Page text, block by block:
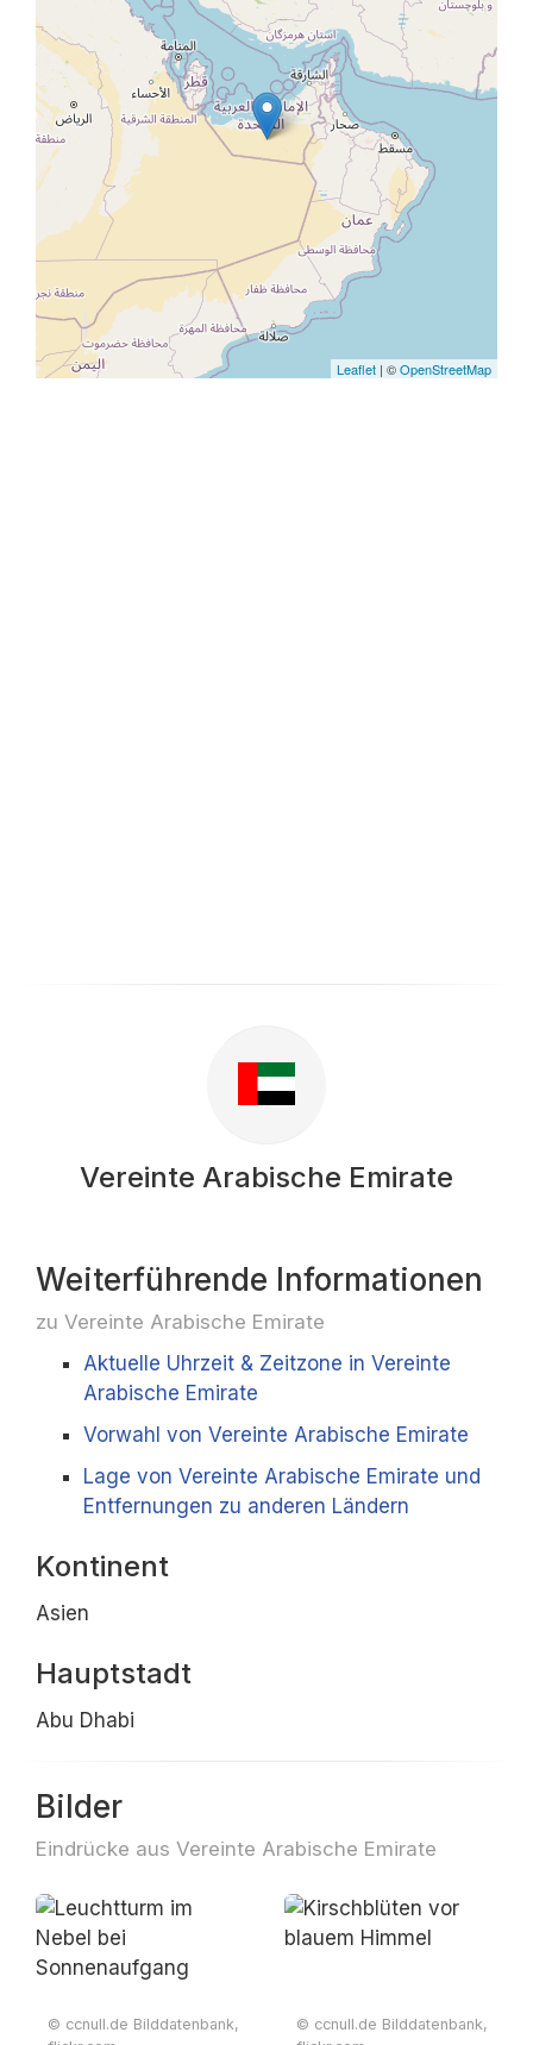
Leaflet | ©OpenStreetMap
Vereinte Arabische Emirate
Weiterführende Informationen
zu Vereinte Arabische Emirate
Aktuelle Uhrzeit & Zeitzone in Vereinte
Arabische Emirate
Vorwahl von Vereinte Arabische Emirate
Lage von Vereinte Arabische Emirate und
Entfernungen zu anderen Ländern
Kontinent
Asien
Hauptstadt
Abu Dhabi
Bilder
Eindrücke aus Vereinte Arabische Emirate
© ccnull.de Bilddatenbank,
© ccnull.de Bilddatenbank,